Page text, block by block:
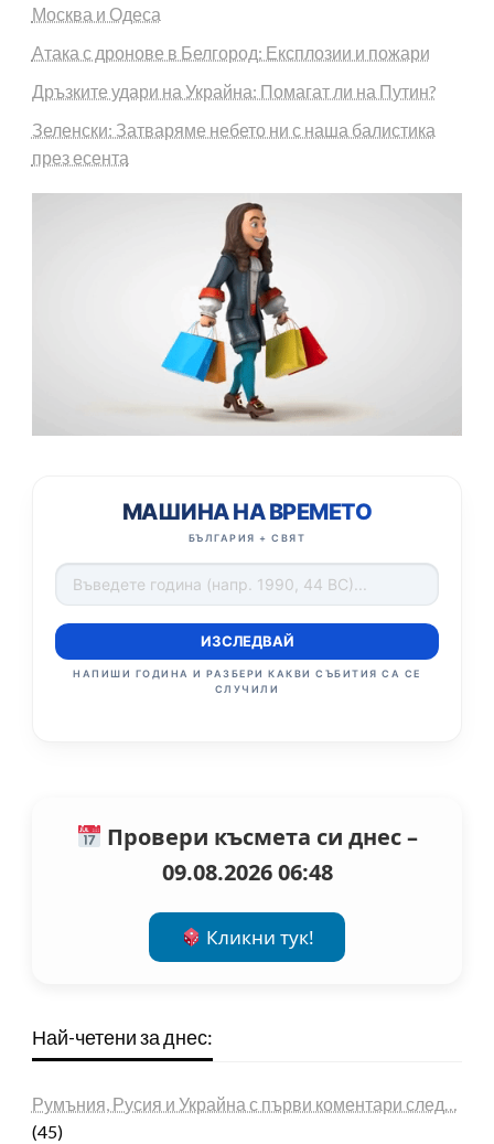
Москва и Одеса
Атака с дронове в Белгород: Експлозии и пожари
Дръзките удари на Украйна: Помагат ли на Путин?
Зеленски: Затваряме небето ни с наша балистика
през есента
МАШИНА НА ВРЕМЕТО
БЪЛГАРИЯ + СВЯТ
ИЗСЛЕДВАЙ
НАПИШИ ГОДИНА И РАЗБЕРИ КАКВИ СЪБИТИЯ СА СЕ
СЛУЧИЛИ
Провери късмета си днес –
09.08.2026 06:48
Кликни тук!
Най-четени за днес:
Румъния, Русия и Украйна с първи коментари след…
(45)